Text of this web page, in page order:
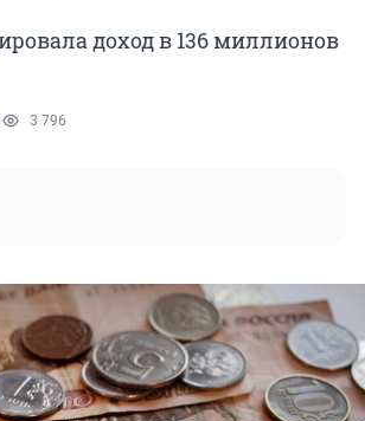
доход в 136 миллионов
3 796